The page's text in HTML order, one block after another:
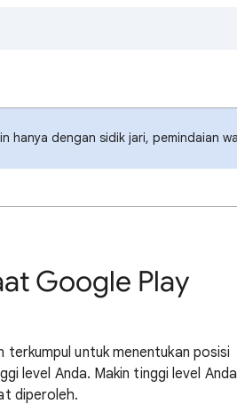
hanya dengan sidik jari, pemindaian
Google Play
untuk menentukan posisi
level Anda. Makin tinggi level
diperoleh.